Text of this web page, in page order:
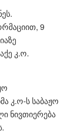
9
კ.ო.
კ.ო-ს საბაჟო
ნივთიერება